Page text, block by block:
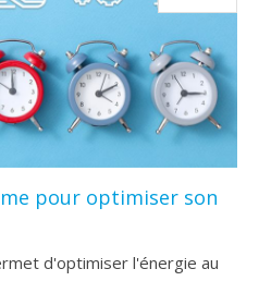
pour optimiser son
d'optimiser l'énergie au